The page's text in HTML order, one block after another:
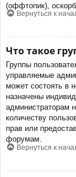
(оффтопик),
Вернуться к
Что такое
Группы
управляемые
может состоять в
назначены
администраторам
количеству
прав или
форумам.
Вернуться к